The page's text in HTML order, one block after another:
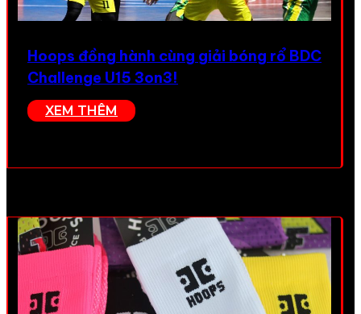
Hoops đồng hành cùng giải bóng rổ BDC
Challenge U15 3on3!
XEM THÊM